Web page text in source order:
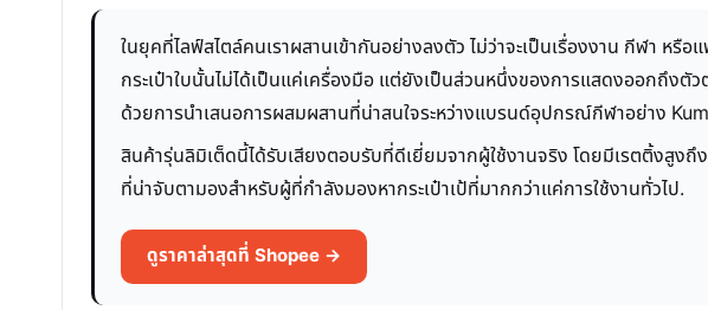
ในยุคที่ไลฟ์สไตล์คนเราผสานเข้ากันอย่างลงตัว ไม่ว่าจะเป็นเรื่องงาน กีฬา ห
กระเป๋าใบนั้นไม่ได้เป็นแค่เครื่องมือ แต่ยังเป็นส่วนหนึ่งของการแสดงออกถึงตัว
ด้วยการนำเสนอการผสมผสานที่น่าสนใจระหว่างแบรนด์อุปกรณ์กีฬาอย่าง
สินค้ารุ่นลิมิเต็ดนี้ได้รับเสียงตอบรับที่ดีเยี่ยมจากผู้ใช้งานจริง โดยมีเรตติ้งสูง
ที่น่าจับตามองสำหรับผู้ที่กำลังมองหากระเป๋าเป้ที่มากกว่าแค่การใช้งานทั่วไป.
ดูราคาล่าสุดที่ Shopee →